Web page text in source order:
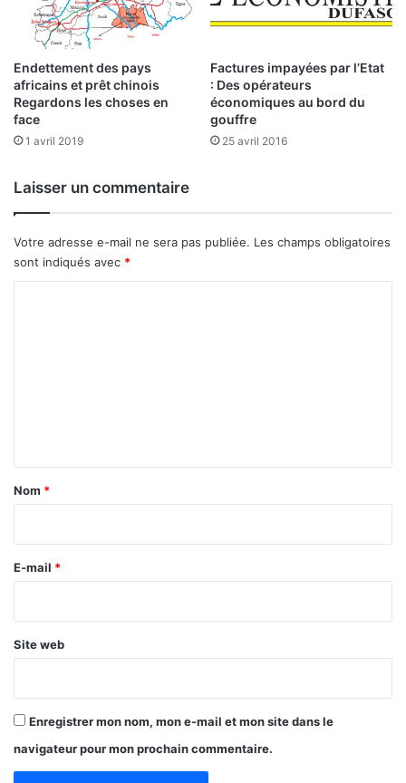
d
e
s
v
é
i
u
l
e
m
i
l
i
a
r
F
C
F
e
a
n
Endettement des pays
africains et prêt chinois
Regardons les choses en
face
1 avril 2019
Factures impayées par l’Etat
: Des opérateurs
économiques au bord du
gouffre
25 avril 2016
Laisser un commentaire
Votre adresse e-mail ne sera pas publiée. Les champs obligatoires
sont indiqués avec *
a
e
Nom *
E-mail *
Site web
Enregistrer mon nom, mon e-mail et mon site dans le
navigateur pour mon prochain commentaire.